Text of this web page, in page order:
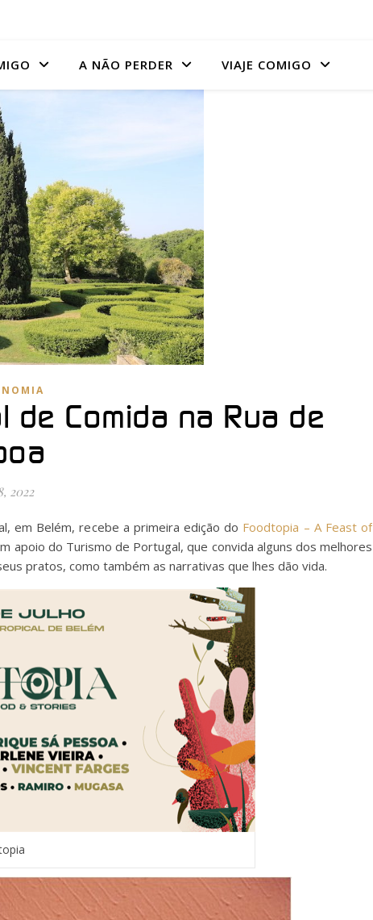
A NÃO PERDER VIAJE COMIGO
de Comida na Rua de
2022
em Belém, recebe a primeira edição do Foodtopia – A Feast of
apoio do Turismo de Portugal, que convida alguns dos melhores
pratos, como também as narrativas que lhes dão vida.